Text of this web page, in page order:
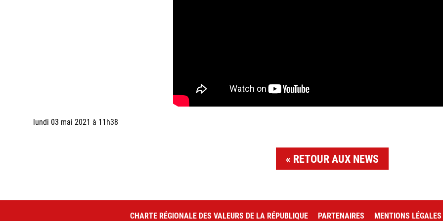
lundi 03 mai 2021 à 11h38
RETOUR AUX NEWS
CHARTE RÉGIONALE DES VALEURS DE LA RÉPUBLIQUE PARTENAIRES MENTIONS LÉGALES